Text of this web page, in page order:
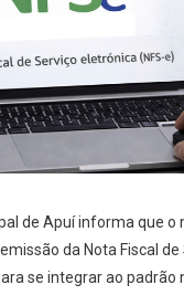
de Apuí informa que o
da Nota Fiscal de
se integrar ao padrão